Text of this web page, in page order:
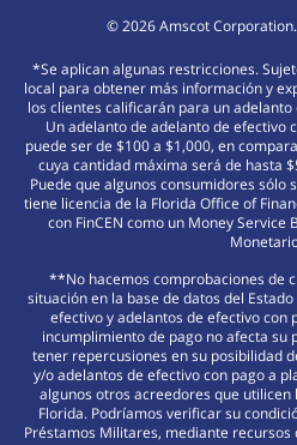
©2026Amscot
*Se aplican algunas restricciones.
local para obtener más información y
los clientes calificarán para un
Un adelanto de adelanto de efectivo
puede ser de $100 a $1,000, en
cuya cantidad máxima será de hasta
Puede que algunos consumidores sólo
tiene licencia de la Florida Office of
con FinCEN como un Money Service
**No hacemos comprobaciones de
situación en la base de datos del
efectivo y adelantos de efectivo con
incumplimiento de pago no afecta su
tener repercusiones en su posibilidad
y/o adelantos de efectivo con pago a
algunos otros acreedores que utilicen
Florida. Podríamos verificar su
Préstamos Militares, mediante